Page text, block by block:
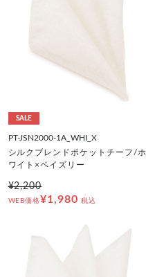
SALE
PT-JSN2000-1A_WHI_X
シルクブレンドポケットチーフ/ホ
ワイト×ペイズリー
¥2,200
WEB価格¥1,980 税込